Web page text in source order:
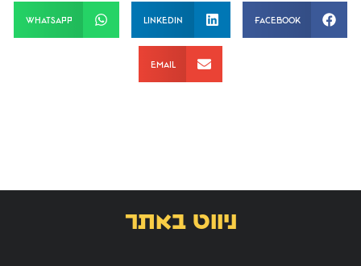
Facebook
LinkedIn
WhatsApp
Email
ניווט באתר